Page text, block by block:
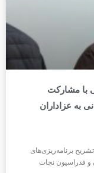
با مشارکت
به عزاداران
برنامه‌ریزی‌های
و فدراسیون نجات